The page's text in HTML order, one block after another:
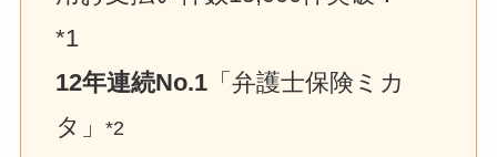
*1
12年連続No.1 「弁護士保険ミカ
タ」*2